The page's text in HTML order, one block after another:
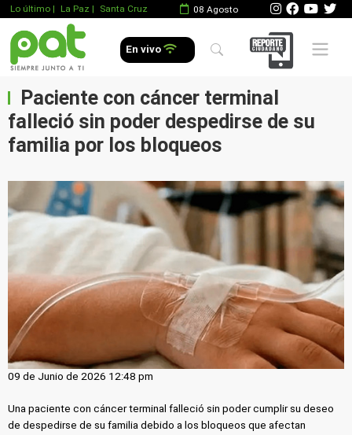
Lo último | La Paz | Santa Cruz 08 Agosto
En vivo Mobile
Paciente con cáncer terminal
falleció sin poder despedirse de su
familia por los bloqueos
09 de Junio de 2026 12:48 pm
Una paciente con cáncer terminal falleció sin poder cumplir su deseo
de despedirse de su familia debido a los bloqueos que afectan